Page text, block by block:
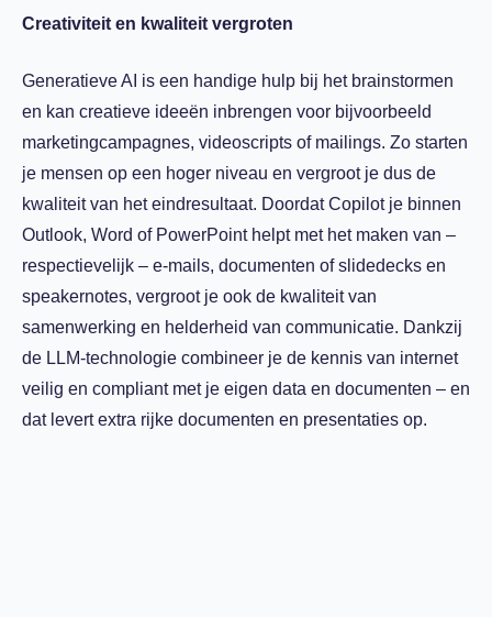
Creativiteit en kwaliteit vergroten
Generatieve AI is een handige hulp bij het brainstormen
en kan creatieve ideeën inbrengen voor bijvoorbeeld
marketingcampagnes, videoscripts of mailings. Zo starten
je mensen op een hoger niveau en vergroot je dus de
kwaliteit van het eindresultaat. Doordat Copilot je binnen
Outlook, Word of PowerPoint helpt met het maken van –
respectievelijk – e-mails, documenten of slidedecks en
speakernotes, vergroot je ook de kwaliteit van
samenwerking en helderheid van communicatie. Dankzij
de LLM-technologie combineer je de kennis van internet
veilig en compliant met je eigen data en documenten – en
dat levert extra rijke documenten en presentaties op.